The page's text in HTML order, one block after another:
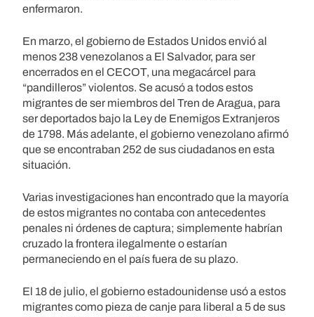
enfermaron.
En marzo, el gobierno de Estados Unidos envió al
menos 238 venezolanos a El Salvador, para ser
encerrados en el CECOT, una megacárcel para
“pandilleros” violentos. Se acusó a todos estos
migrantes de ser miembros del Tren de Aragua, para
ser deportados bajo la Ley de Enemigos Extranjeros
de 1798. Más adelante, el gobierno venezolano afirmó
que se encontraban 252 de sus ciudadanos en esta
situación.
Varias investigaciones han encontrado que la mayoría
de estos migrantes no contaba con antecedentes
penales ni órdenes de captura; simplemente habrían
cruzado la frontera ilegalmente o estarían
permaneciendo en el país fuera de su plazo.
El 18 de julio, el gobierno estadounidense usó a estos
migrantes como pieza de canje para liberal a 5 de sus